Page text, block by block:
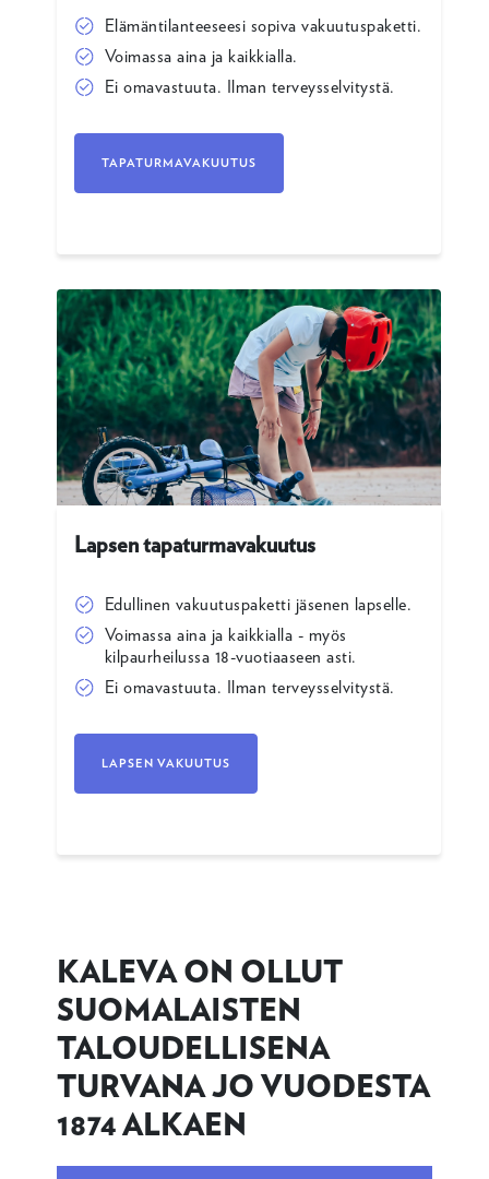
Elämäntilanteeseesi sopiva vakuutuspaketti.
Voimassa aina ja kaikkialla.
Ei omavastuuta. Ilman terveysselvitystä.
TAPATURMAVAKUUTUS
Lapsen tapaturmavakuutus
Edullinen vakuutuspaketti jäsenen lapselle.
Voimassa aina ja kaikkialla - myös
kilpaurheilussa 18-vuotiaaseen asti.
Ei omavastuuta. Ilman terveysselvitystä.
LAPSEN VAKUUTUS
KALEVA ON OLLUT
SUOMALAISTEN
TALOUDELLISENA
TURVANA JO VUODESTA
1874 ALKAEN